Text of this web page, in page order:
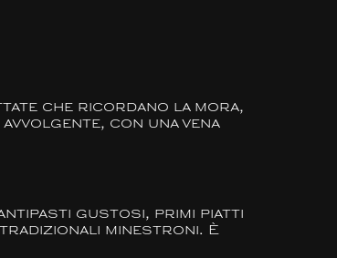
che ricordano la mora,
con una vena
gustosi, primi piatti
minestroni. È